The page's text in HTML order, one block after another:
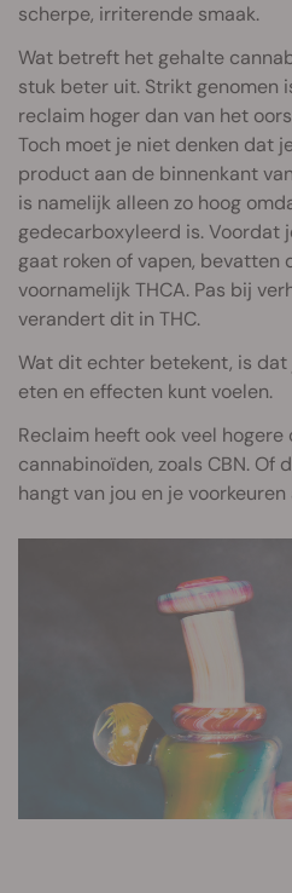
scherpe, irriterende smaak.
Wat betreft het gehalte
stuk beter uit. Strikt genomen
reclaim hoger dan van het
Toch moet je niet denken dat
product aan de binnenkant
is namelijk alleen zo hoog
gedecarboxyleerd is. Voordat
gaat roken of vapen, bevatten
voornamelijk THCA. Pas bij
verandert dit in THC.
Wat dit echter betekent, is
eten en effecten kunt voelen.
Reclaim heeft ook veel
cannabinoïden, zoals CBN. Of
hangt van jou en je voorkeuren